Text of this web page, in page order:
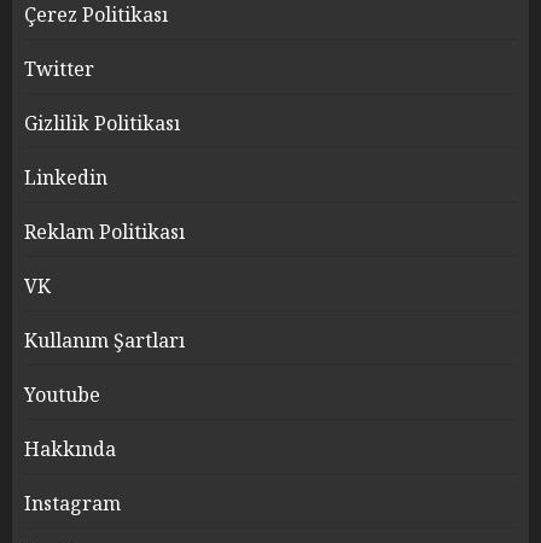
Çerez Politikası
Twitter
Gizlilik Politikası
Linkedin
Reklam Politikası
VK
Kullanım Şartları
Youtube
Hakkında
Instagram